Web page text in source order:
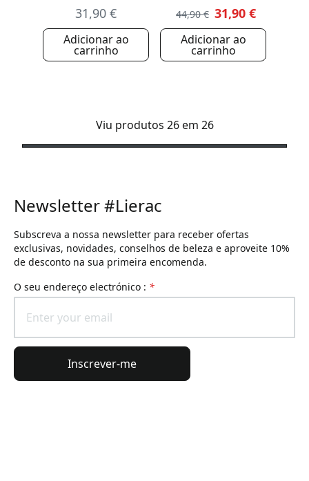
31,90 €
Adicionar ao
carrinho
44,90 € 31,90 €
Adicionar ao
carrinho
Viu produtos 26 em 26
Newsletter #Lierac
Subscreva a nossa newsletter para receber ofertas
exclusivas, novidades, conselhos de beleza e aproveite 10%
de desconto na sua primeira encomenda.
O seu endereço electrónico : *
Inscrever-me